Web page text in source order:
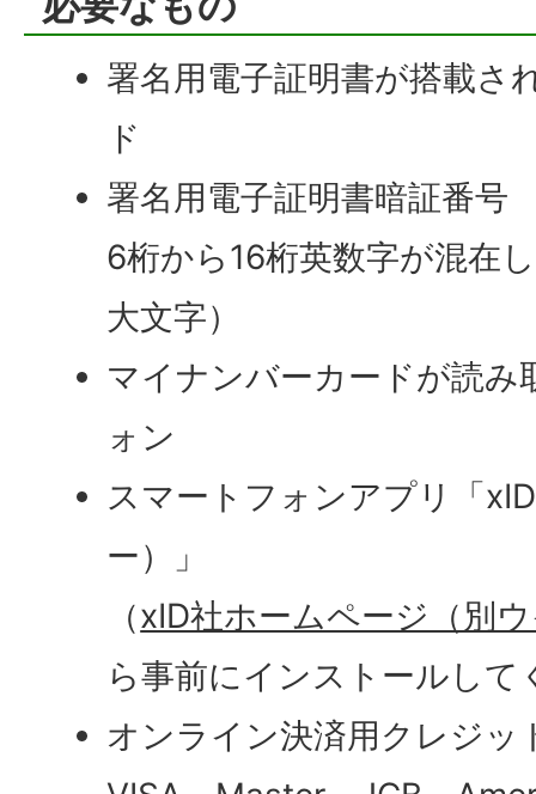
署名用電子証明書が搭載さ
ド
署名用電子証明書暗証番号
6桁から16桁英数字が混在
大文字）
マイナンバーカードが読み
ォン
スマートフォンアプリ「
ー）」
（xID社ホームページ（別
ら事前にインストールして
オンライン決済用クレジッ